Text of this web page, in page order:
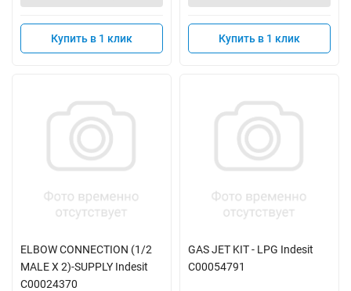
Купить в 1 клик Купить в 1 клик
ELBOW CONNECTION (1/2
MALE X 2)-SUPPLY Indesit
C00024370
GAS JET KIT - LPG Indesit
C00054791